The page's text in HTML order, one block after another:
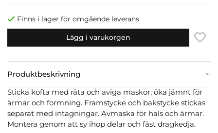
Finns i lager för omgående leverans
Lägg i varukorgen
Produktbeskrivning
Sticka kofta med räta och aviga maskor, öka jämnt för
ärmar och formning. Framstycke och bakstycke stickas
separat med intagningar. Avmaska för hals och ärmar.
Montera genom att sy ihop delar och fäst dragkedja.